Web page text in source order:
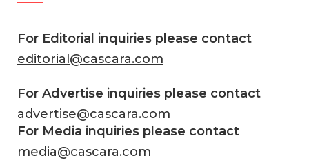
For Editorial inquiries please contact
editorial@cascara.com
For Advertise inquiries please contact
advertise@cascara.com
For Media inquiries please contact
media@cascara.com